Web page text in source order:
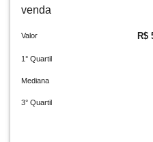
venda
Valor R$
1° Quartil
Mediana
3° Quartil